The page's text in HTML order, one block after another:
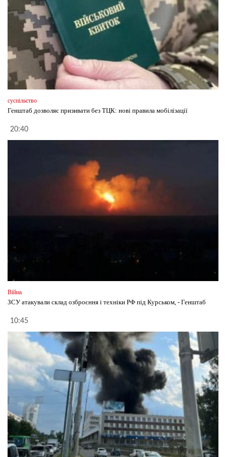
суспільство
Генштаб дозволяє призивати без ТЦК: нові правила мобілізації
20:40
Війна
ЗСУ атакували склад озброєння і техніки РФ під Курськом, - Генштаб
10:45